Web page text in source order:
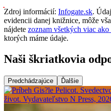
Zdroj informácií: Infogate.sk.
evidencii danej knižnice, môže
nájdete zoznam všetkých viac
ktorých máme údaje.
Naši škriatkovia
Predchádzajúce Ďalšie